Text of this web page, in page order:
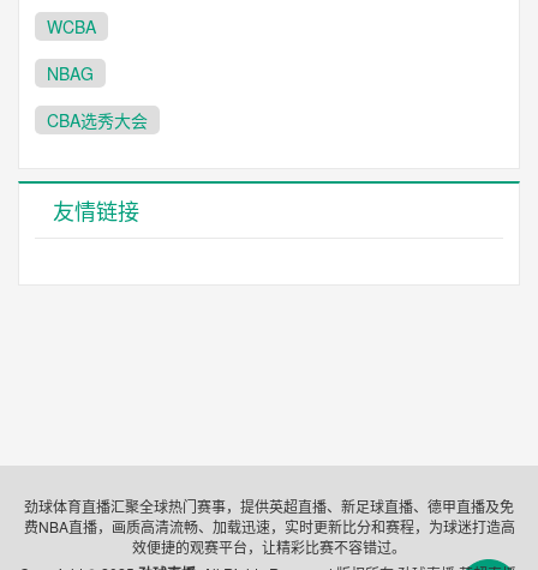
WCBA
NBAG
CBA选秀大会
友情链接
劲球体育直播汇聚全球热门赛事，提供英超直播、新足球直播、德甲直播及免
费NBA直播，画质高清流畅、加载迅速，实时更新比分和赛程，为球迷打造高
效便捷的观赛平台，让精彩比赛不容错过。